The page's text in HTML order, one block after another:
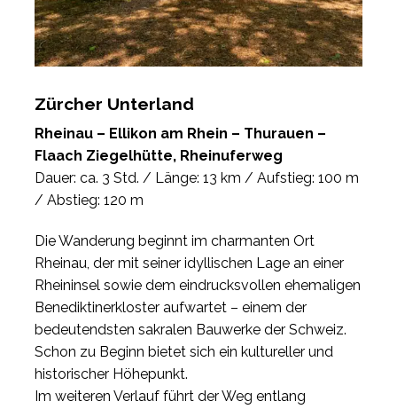
Zürcher Unterland
Rheinau – Ellikon am Rhein – Thurauen –
Flaach Ziegelhütte, Rheinuferweg
Dauer: ca. 3 Std. / Länge: 13 km / Aufstieg: 100 m
/ Abstieg: 120 m
Die Wanderung beginnt im charmanten Ort
Rheinau, der mit seiner idyllischen Lage an einer
Rheininsel sowie dem eindrucksvollen ehemaligen
Benediktinerkloster aufwartet – einem der
bedeutendsten sakralen Bauwerke der Schweiz.
Schon zu Beginn bietet sich ein kultureller und
historischer Höhepunkt.
Im weiteren Verlauf führt der Weg entlang